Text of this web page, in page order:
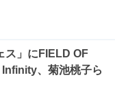
ス」にFIELD OF
、菊池桃子ら